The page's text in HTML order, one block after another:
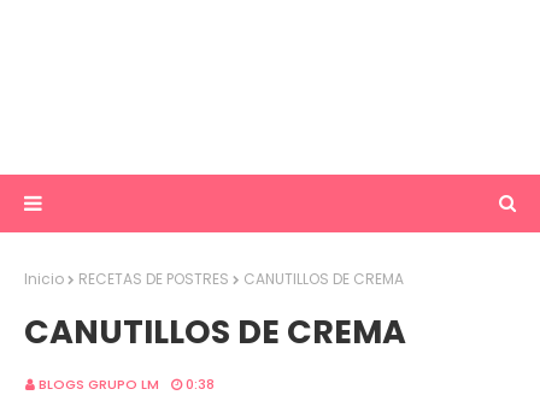
Inicio RECETAS DE POSTRES CANUTILLOS DE CREMA
CANUTILLOS DE CREMA
BLOGS GRUPO LM 0:38